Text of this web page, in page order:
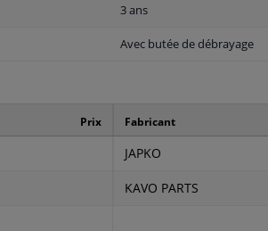
3 ans
Avec butée de débrayage
Prix Fabricant
JAPKO
KAVO PARTS